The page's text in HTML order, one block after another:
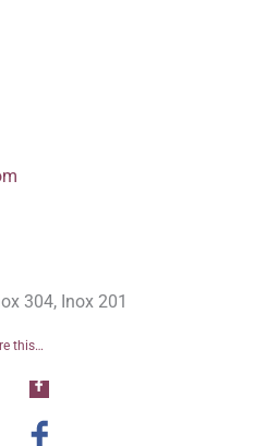
304, Inox 201
this…